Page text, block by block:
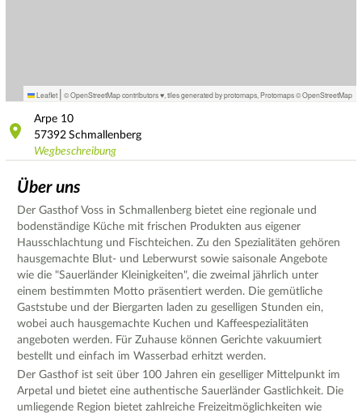
Leaflet | © OpenStreetMap contributors ♥, tiles generated by protomaps Protomaps©OpenStreetMap
Arpe 10
57392 Schmallenberg
Wegbeschreibung
Über uns
Der Gasthof Voss in Schmallenberg bietet eine regionale und
bodenständige Küche mit frischen Produkten aus eigener
Hausschlachtung und Fischteichen. Zu den Spezialitäten gehören
hausgemachte Blut- und Leberwurst sowie saisonale Angebote
wie die "Sauerländer Kleinigkeiten", die zweimal jährlich unter
einem bestimmten Motto präsentiert werden. Die gemütliche
Gaststube und der Biergarten laden zu geselligen Stunden ein,
wobei auch hausgemachte Kuchen und Kaffeespezialitäten
angeboten werden. Für Zuhause können Gerichte vakuumiert
bestellt und einfach im Wasserbad erhitzt werden.
Der Gasthof ist seit über 100 Jahren ein geselliger Mittelpunkt im
Arpetal und bietet eine authentische Sauerländer Gastlichkeit. Die
umliegende Region bietet zahlreiche Freizeitmöglichkeiten wie